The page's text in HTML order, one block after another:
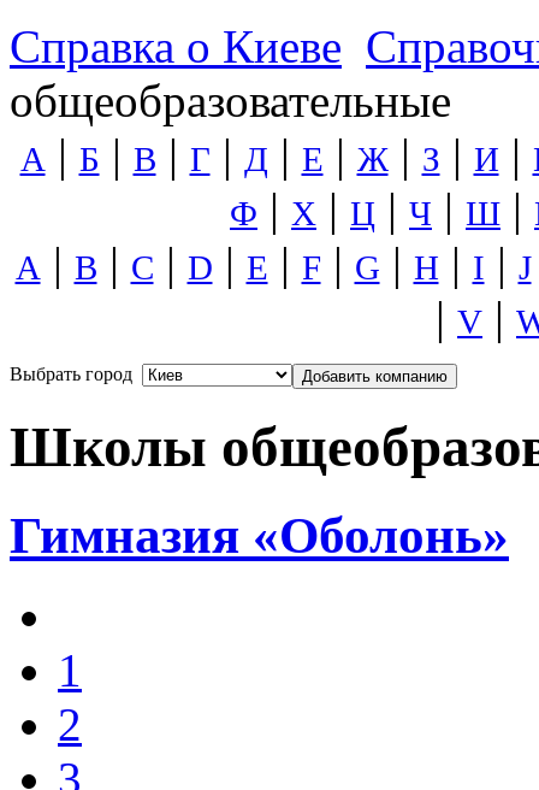
Справка о Киеве
общеобразовательные
А | Б | В | Г | Д | Е | Ж| З | И |
Ф | Х | Ц | Ч | Ш |
A | B | C | D | E | F | G | H | I | J
| V |
Выбрать город Добавить компанию
Школы
Гимназия «Оболонь»
1
2
3